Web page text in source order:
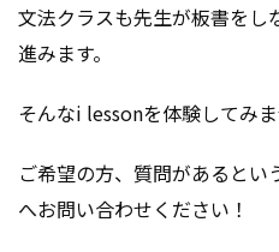
文法クラスも先生が板書をし
進みます。
そんなi lessonを体験してみ
ご希望の方、質問があるとい
へお問い合わせください！